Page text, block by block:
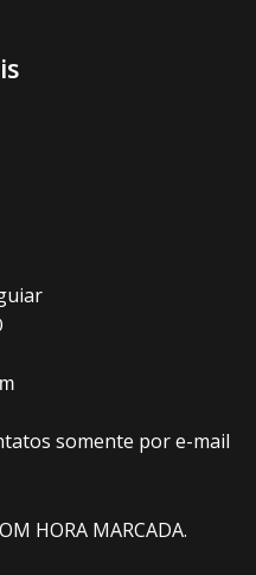
somente por e-mail
HORA MARCADA.